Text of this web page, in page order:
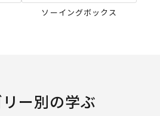
ソーイングボックス
ー別の学ぶ